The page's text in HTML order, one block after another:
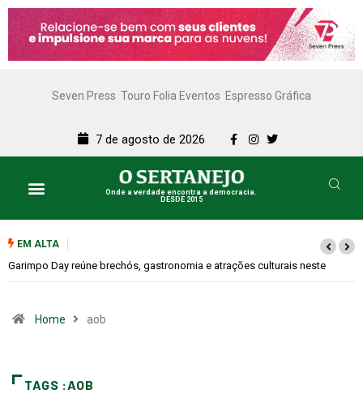
Seven Press Touro Folia Eventos Espresso Gráfica
7 de agosto de 2026
Onde a verdade encontra a democracia.
DESDE 2015
EM ALTA
Garimpo Day reúne brechós, gastronomia e atrações culturais neste
Home aob
TAGS :AOB